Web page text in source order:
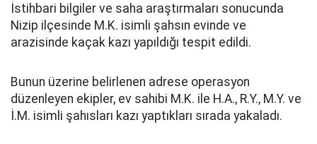
İstihbari bilgiler ve saha araştırmaları sonucunda
Nizip ilçesinde M.K. isimli şahsın evinde ve
arazisinde kaçak kazı yapıldığı tespit edildi.
Bunun üzerine belirlenen adrese operasyon
düzenleyen ekipler, ev sahibi M.K. ile H.A., R.Y., M.Y. ve
İ.M. isimli şahısları kazı yaptıkları sırada yakaladı.